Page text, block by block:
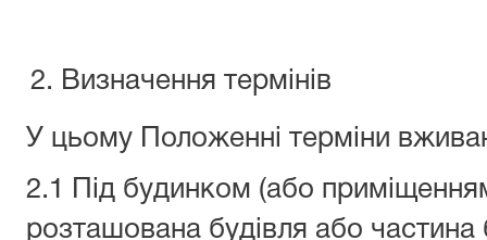
Визначення термінів
У цьому Положенні терміни
2.1 Під будинком (або
розташована будівля або частина